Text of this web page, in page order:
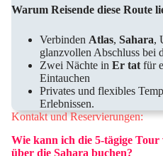
Warum Reisende diese Route
Verbinden Atlas, Sahara,
glanzvollen Abschluss bei
Zwei Nächte in Er tatfür
Eintauchen
Privates und flexibles
Erlebnissen.
Kontakt und Reservierungen:
Wie kann ich die 5-tägige
über die Sahara buchen?